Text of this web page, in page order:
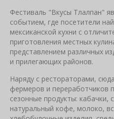
Фестиваль "Вкусы Тлалпан"
событием, где посетители
мексиканской кухни с
приготовления местных
представлением различных
и прилегающих районов.
Наряду с рестораторами,
фермеров и переработчиков
сезонные продукты: кабачки,
натуральный кофе, молоко,